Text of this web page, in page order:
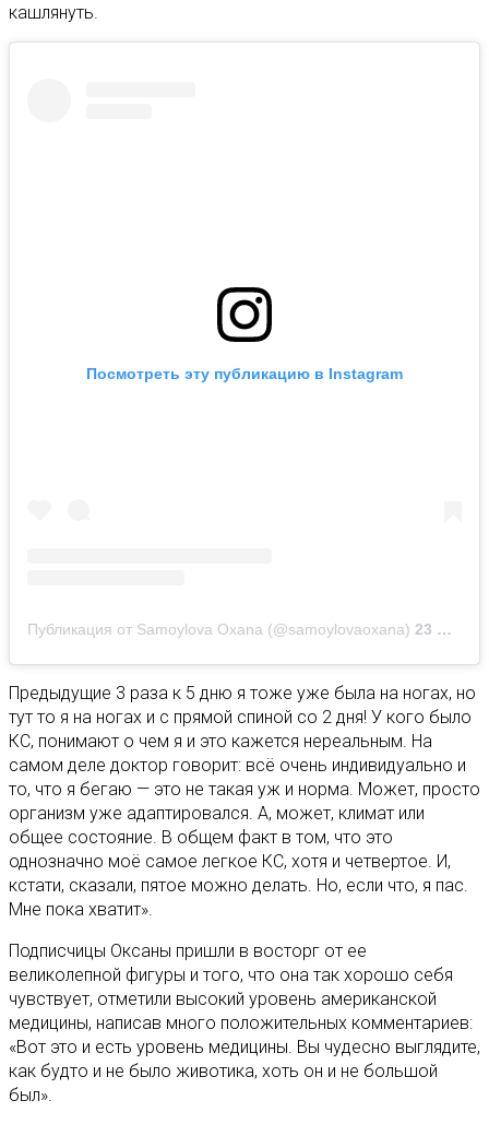
кашлянуть.
Посмотреть эту публикацию в Instagram
Публикация от Samoylova Oxana (@samoylovaoxana) 23 Фев 2020 в 8:36 PST
Предыдущие 3 раза к 5 дню я тоже уже была на ногах, но
тут то я на ногах и с прямой спиной со 2 дня! У кого было
КС, понимают о чем я и это кажется нереальным. На
самом деле доктор говорит: всё очень индивидуально и
то, что я бегаю — это не такая уж и норма. Может, просто
организм уже адаптировался. А, может, климат или
общее состояние. В общем факт в том, что это
однозначно моё самое легкое КС, хотя и четвертое. И,
кстати, сказали, пятое можно делать. Но, если что, я пас.
Мне пока хватит».
Подписчицы Оксаны пришли в восторг от ее
великолепной фигуры и того, что она так хорошо себя
чувствует, отметили высокий уровень американской
медицины, написав много положительных комментариев:
«Вот это и есть уровень медицины. Вы чудесно выглядите,
как будто и не было животика, хоть он и не большой
был».